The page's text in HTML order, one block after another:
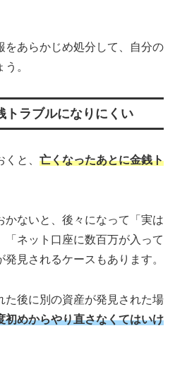
をあらかじめ処分して、自分の
。
トラブルになりにくい
と、 亡くなったあとに金銭ト
かないと、後々になって「実は
「ネット口座に数百万が入って
見されるケースもあります。
た後に別の資産が発見された場
初めからやり直さなくてはいけ